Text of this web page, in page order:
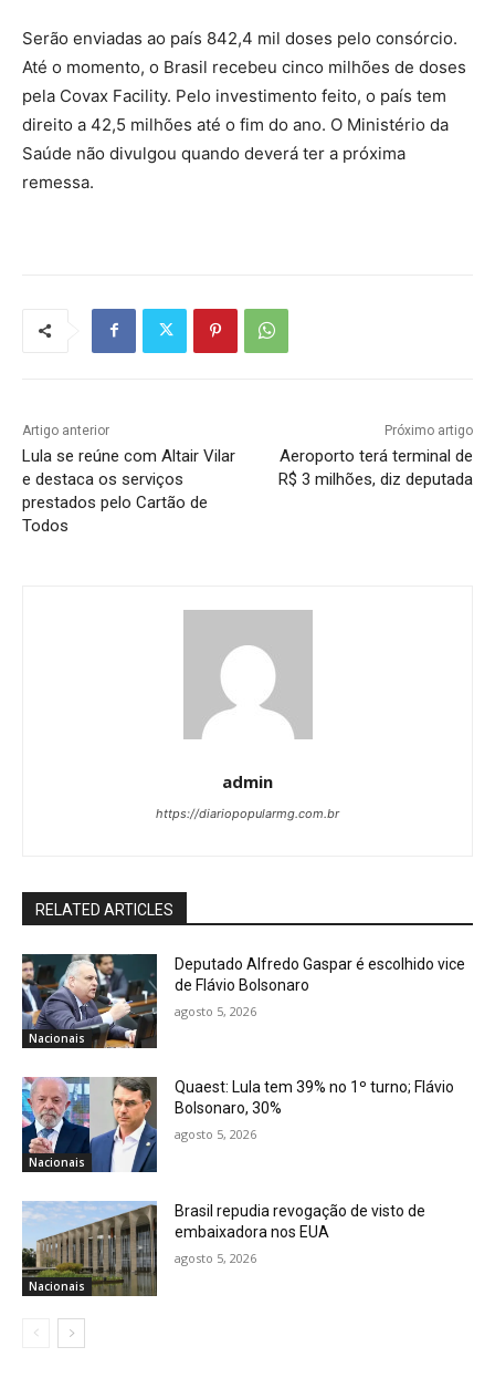
Serão enviadas ao país 842,4 mil doses pelo consórcio.
Até o momento, o Brasil recebeu cinco milhões de doses
pela Covax Facility. Pelo investimento feito, o país tem
direito a 42,5 milhões até o fim do ano. O Ministério da
Saúde não divulgou quando deverá ter a próxima
remessa.
Artigo anterior
Lula se reúne com Altair Vilar
e destaca os serviços
prestados pelo Cartão de
Todos
Próximo artigo
Aeroporto terá terminal de
R$ 3 milhões, diz deputada
admin
https://diariopopularmg.com.br
RELATED ARTICLES
Nacionais
Deputado Alfredo Gaspar é escolhido vice
de Flávio Bolsonaro
agosto 5, 2026
Nacionais
Quaest: Lula tem 39% no 1º turno; Flávio
Bolsonaro, 30%
agosto 5, 2026
Nacionais
Brasil repudia revogação de visto de
embaixadora nos EUA
agosto 5, 2026